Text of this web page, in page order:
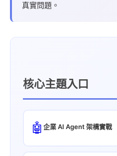
真實問題。
核心主題入口
🤖 企業 AI Agent 架構實戰